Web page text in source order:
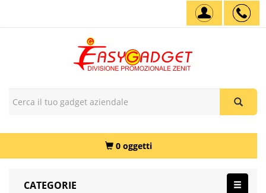
0 oggetti
CATEGORIE